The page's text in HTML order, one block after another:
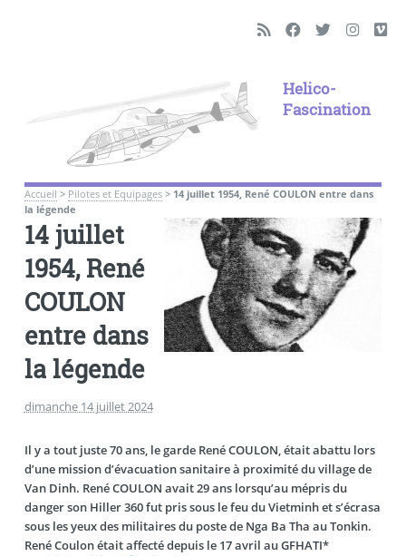
Helico-
Fascination
Accueil > Pilotes et Equipages> 14 juillet 1954, René COULON entre dans
la légende
14 juillet
1954, René
COULON
entre dans
la légende
dimanche 14 juillet 2024
Il y a tout juste 70 ans, le garde René COULON, était abattu lors
d’une mission d’évacuation sanitaire à proximité du village de
Van Dinh. René COULON avait 29 ans lorsqu’au mépris du
danger son Hiller 360 fut pris sous le feu du Vietminh et s’écrasa
sous les yeux des militaires du poste de Nga Ba Tha au Tonkin.
René Coulon était affecté depuis le 17 avril au GFHATI*